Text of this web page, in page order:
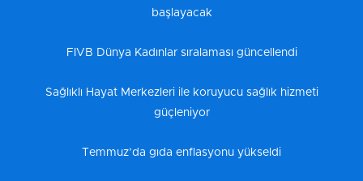
başlayacak
FIVB Dünya Kadınlar sıralaması güncellendi
Sağlıklı Hayat Merkezleri ile koruyucu sağlık hizmeti
güçleniyor
Temmuz’da gıda enflasyonu yükseldi